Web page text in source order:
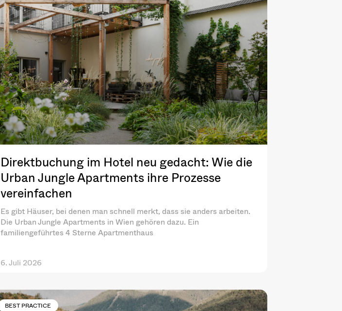
Direktbuchung im Hotel neu gedacht: Wie die
Urban Jungle Apartments ihre Prozesse
vereinfachen
Es gibt Häuser, bei denen man schnell merkt, dass sie anders arbeiten.
Die Urban Jungle Apartments in Wien gehören dazu. Ein
familiengeführtes 4 Sterne Apartmenthaus
6. Juli 2026
BEST PRACTICE